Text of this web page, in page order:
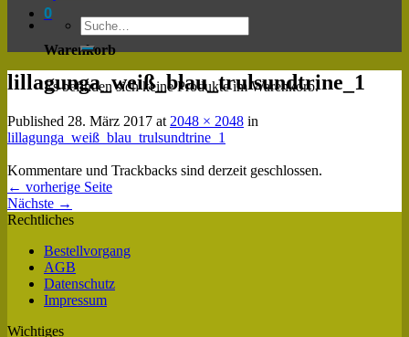
0
Warenkorb
Es befinden sich keine Produkte im Warenkorb.
lillagunga_weiß_blau_trulsundtrine_1
Published 28. März 2017 at 2048 × 2048 in
lillagunga_weiß_blau_trulsundtrine_1
Kommentare und Trackbacks sind derzeit geschlossen.
← vorherige Seite
Nächste →
Rechtliches
Bestellvorgang
AGB
Datenschutz
Impressum
Wichtiges